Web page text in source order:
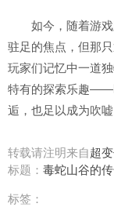
如今，随着游戏
驻足的焦点，但那
玩家们记忆中一道
特有的探索乐趣——
逅，也足以成为吹嘘
转载请注明来自超
标题： 毒蛇山谷的
标签：